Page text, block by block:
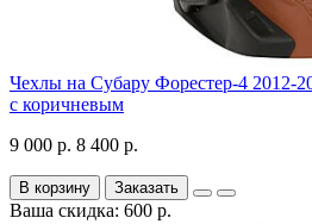
Чехлы на Субару Форестер-4 2012-
с коричневым
9 000 р. 8 400 р.
В корзину Заказать
Ваша скидка: 600 р.